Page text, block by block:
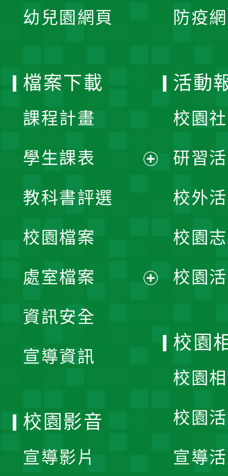
幼兒園網頁 防疫
檔案下載
課程計畫
學生課表
單
教科書評選
校園檔案
處室檔案
資訊安全
宣導資訊
活動
校園
研習
校外
校園
校園
校園
校園
校園
宣導
校園影音
宣導影片